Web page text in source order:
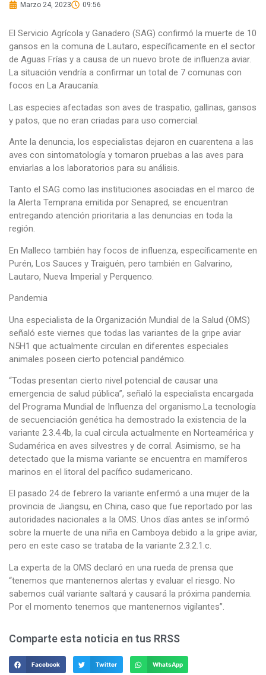
Marzo 24, 2023 09:56
El Servicio Agrícola y Ganadero (SAG) confirmó la muerte de 10
gansos en la comuna de Lautaro, específicamente en el sector
de Aguas Frías y a causa de un nuevo brote de influenza aviar.
La situación vendría a confirmar un total de 7 comunas con
focos en La Araucanía.
Las especies afectadas son aves de traspatio, gallinas, gansos
y patos, que no eran criadas para uso comercial.
Ante la denuncia, los especialistas dejaron en cuarentena a las
aves con sintomatología y tomaron pruebas a las aves para
enviarlas a los laboratorios para su análisis.
Tanto el SAG como las instituciones asociadas en el marco de
la Alerta Temprana emitida por Senapred, se encuentran
entregando atención prioritaria a las denuncias en toda la
región.
En Malleco también hay focos de influenza, específicamente en
Purén, Los Sauces y Traiguén, pero también en Galvarino,
Lautaro, Nueva Imperial y Perquenco.
Pandemia
Una especialista de la Organización Mundial de la Salud (OMS)
señaló este viernes que todas las variantes de la gripe aviar
N5H1 que actualmente circulan en diferentes especiales
animales poseen cierto potencial pandémico.
“Todas presentan cierto nivel potencial de causar una
emergencia de salud pública”, señaló la especialista encargada
del Programa Mundial de Influenza del organismo.La tecnología
de secuenciación genética ha demostrado la existencia de la
variante 2.3.4.4b, la cual circula actualmente en Norteamérica y
Sudamérica en aves silvestres y de corral. Asimismo, se ha
detectado que la misma variante se encuentra en mamíferos
marinos en el litoral del pacífico sudamericano.
El pasado 24 de febrero la variante enfermó a una mujer de la
provincia de Jiangsu, en China, caso que fue reportado por las
autoridades nacionales a la OMS. Unos días antes se informó
sobre la muerte de una niña en Camboya debido a la gripe aviar,
pero en este caso se trataba de la variante 2.3.2.1.c.
La experta de la OMS declaró en una rueda de prensa que
“tenemos que mantenernos alertas y evaluar el riesgo. No
sabemos cuál variante saltará y causará la próxima pandemia.
Por el momento tenemos que mantenernos vigilantes”.
Comparte esta noticia en tus RRSS
Facebook Twitter WhatsApp